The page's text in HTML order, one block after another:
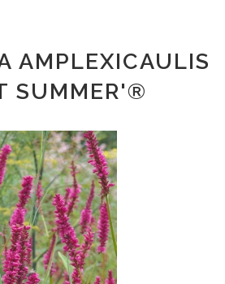
AMPLEXICAULIS
SUMMER'®